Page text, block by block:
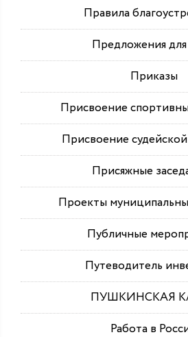
Правила
Предложения
Приказы
Присвоение
Присвоение
Присяжные
Проекты
Публичные
Путеводитель
ПУШКИНСКАЯ
Работа в